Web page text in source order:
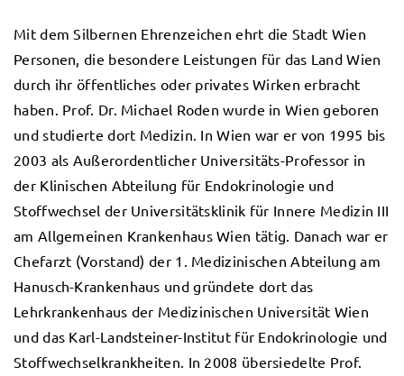
Mit dem Silbernen Ehrenzeichen ehrt die Stadt Wien
Personen, die besondere Leistungen für das Land Wien
durch ihr öffentliches oder privates Wirken erbracht
haben. Prof. Dr. Michael Roden wurde in Wien geboren
und studierte dort Medizin. In Wien war er von 1995 bis
2003 als Außerordentlicher Universitäts-Professor in
der Klinischen Abteilung für Endokrinologie und
Stoffwechsel der Universitätsklinik für Innere Medizin III
am Allgemeinen Krankenhaus Wien tätig. Danach war er
Chefarzt (Vorstand) der 1. Medizinischen Abteilung am
Hanusch-Krankenhaus und gründete dort das
Lehrkrankenhaus der Medizinischen Universität Wien
und das Karl-Landsteiner-Institut für Endokrinologie und
Stoffwechselkrankheiten. In 2008 übersiedelte Prof.